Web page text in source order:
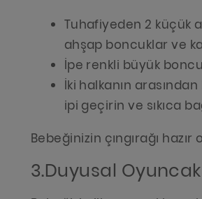
Tuhafiyeden 2 küçük
ahşap boncuklar ve
İpe renkli büyük
İki halkanın
ipi geçirin ve sıkıca
Bebeğinizin çıngırağı hazır
3.Duyusal Oyuncak